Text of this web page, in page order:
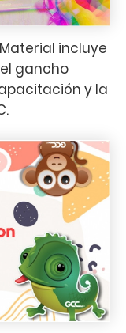
incluye
gancho
y la